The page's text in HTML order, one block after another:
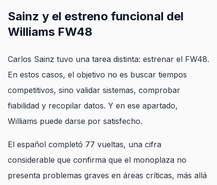
Sainz y el estreno funcional del
Williams FW48
Carlos Sainz tuvo una tarea distinta: estrenar el FW48.
En estos casos, el objetivo no es buscar tiempos
competitivos, sino validar sistemas, comprobar
fiabilidad y recopilar datos. Y en ese apartado,
Williams puede darse por satisfecho.
El español completó 77 vueltas, una cifra
considerable que confirma que el monoplaza no
presenta problemas graves en áreas críticas, más allá